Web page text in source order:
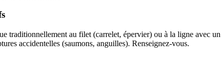
traditionnellement au filet (carrelet, épervier) ou à la ligne avec
accidentelles (saumons, anguilles). Renseignez-vous.